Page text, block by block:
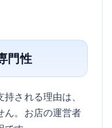
門性
される理由は、
ん。お店の運営者